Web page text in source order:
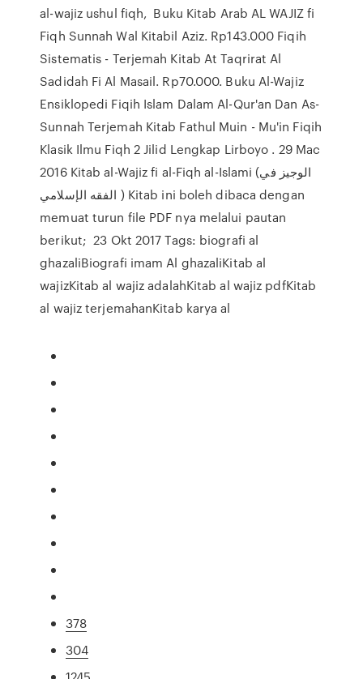
al-wajiz ushul fiqh, Buku Kitab Arab AL WAJIZ fi
Fiqh Sunnah Wal Kitabil Aziz. Rp143.000 Fiqih
Sistematis - Terjemah Kitab At Taqrirat Al
Sadidah Fi Al Masail. Rp70.000. Buku Al-Wajiz
Ensiklopedi Fiqih Islam Dalam Al-Qur'an Dan As-
Sunnah Terjemah Kitab Fathul Muin - Mu'in Fiqih
Klasik Ilmu Fiqh 2 Jilid Lengkap Lirboyo . 29 Mac
2016 Kitab al-Wajiz fi al-Fiqh al-Islami (الوجيز في
الفقه الإسلامي ) Kitab ini boleh dibaca dengan
memuat turun file PDF nya melalui pautan
berikut; 23 Okt 2017 Tags: biografi al
ghazaliBiografi imam Al ghazaliKitab al
wajizKitab al wajiz adalahKitab al wajiz pdfKitab
al wajiz terjemahanKitab karya al
378
304